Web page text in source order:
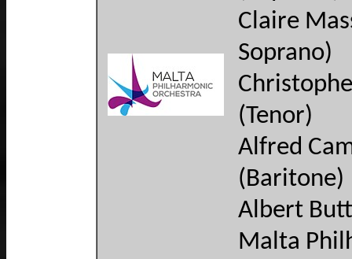
Claire
Soprano)
(Tenor)
Alfred
(Baritone)
Albert
Malta